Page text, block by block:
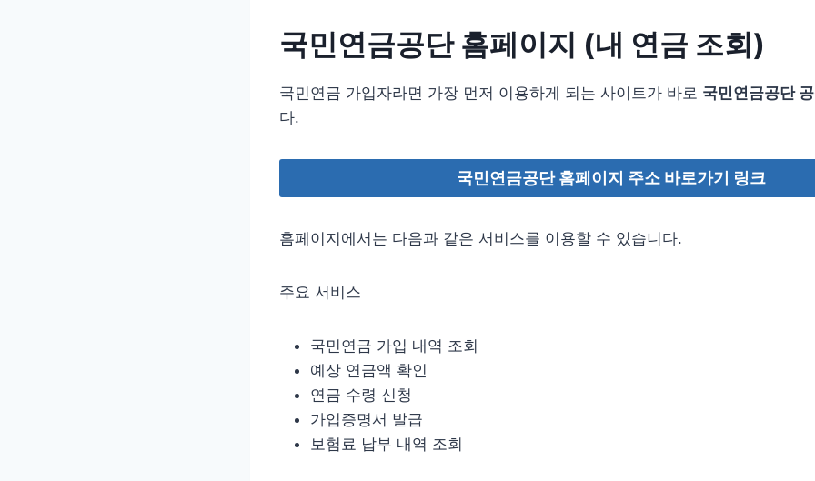
국민연금공단 홈페이지 (내 연금 조회)
국민연금 가입자라면 가장 먼저 이용하게 되는 사이트가 바로 국민연금공단
다.
국민연금공단 홈페이지 주소 바로가기 링크
홈페이지에서는 다음과 같은 서비스를 이용할 수 있습니다.
주요 서비스
국민연금 가입 내역 조회
예상 연금액 확인
연금 수령 신청
가입증명서 발급
보험료 납부 내역 조회